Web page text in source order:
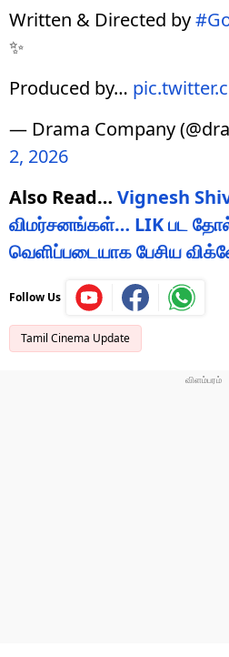
Written & Directed by
✨
Produced by…
— Drama Company
2, 2026
Also Read… Vignesh
விமர்சனங்கள்… LIK பட
வெளிப்படையாக பேசிய
Follow Us
Tamil Cinema Update